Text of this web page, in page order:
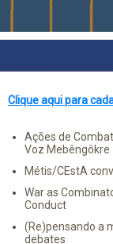
Clique aqui para
Ações de
Voz Mebêngôkre
Métis/CEstA
War as
Conduct
(Re)pensando a
debates